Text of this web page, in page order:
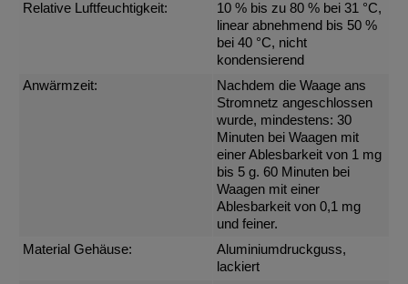
Relative Luftfeuchtigkeit:
10 % bis zu 80 % bei 31 °C,
linear abnehmend bis 50 %
bei 40 °C, nicht
kondensierend
Anwärmzeit:
Nachdem die Waage ans
Stromnetz angeschlossen
wurde, mindestens: 30
Minuten bei Waagen mit
einer Ablesbarkeit von 1 mg
bis 5 g. 60 Minuten bei
Waagen mit einer
Ablesbarkeit von 0,1 mg
und feiner.
Material Gehäuse:
Aluminiumdruckguss,
lackiert